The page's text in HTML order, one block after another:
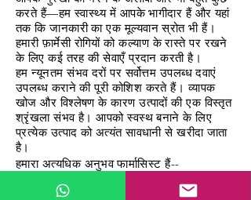
करते हैं—हम स्वास्थ्य में आपके भागीदार हैं और यहां
तक कि जानकारी का एक मूल्यवान स्रोत भी हैं।
हमारी फ़ार्मेसी रोगियों को कल्याण के रास्ते पर रखने
के लिए कई तरह की सेवाएँ प्रदान करती है।
हम न्यूनतम संभव दरों पर सर्वोत्तम उपलब्ध दवाएं
उपलब्ध कराने की पूरी कोशिश करते हैं। व्यापक
खोज और विश्लेषण के कारण उत्पादों की एक विस्तृत
श्रृंखला संभव है। आपको स्वस्थ बनाने के लिए
प्रत्येक उत्पाद को अत्यंत सावधानी से खरीदा जाता
है।
हमारा अत्यधिक अनुभवफार्मासिस्ट हैं--
1. प्रेरणाजी
2. नीरज जी